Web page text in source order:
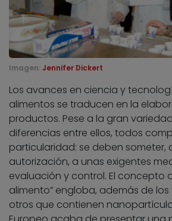
Imagen: Jennifer Dickert
Los avances en ciencia y
alimentos se traducen en la
productos. Pese a la gran
diferencias entre ellos, todos
particularidad: se deben someter,
autorización, a unas exigentes
evaluación y control. El concepto
alimento” engloba, además de
otros que contienen